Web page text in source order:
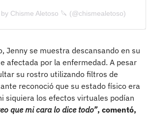
Chisme Aletoso 🔪 (@chismealetoso)
Jenny se muestra descansando en su
afectada por la enfermedad. A pesar
su rostro utilizando filtros de
reconoció que su estado físico era
siquiera los efectos virtuales podían
que mi cara lo dice todo”, comentó,